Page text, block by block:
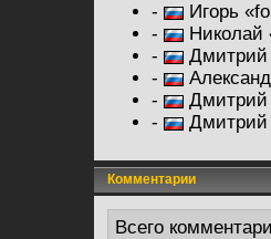
-
Игорь
-
Николай
-
Дмитрий
-
-
Дмитрий
-
Дмитрий
Комментарии
Всего